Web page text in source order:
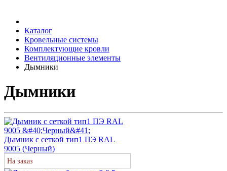
Каталог
Кровельные системы
Комплектующие кровли
Вентиляционные элементы
Дымники
Дымники
Дымник с сеткой тип1 ПЭ RAL
9005 (Черный)
На заказ